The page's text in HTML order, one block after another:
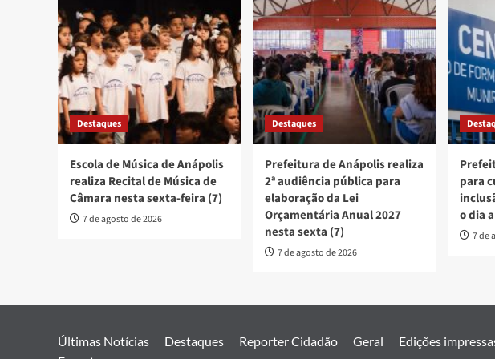
Destaques
Escola de Música de Anápolis
realiza Recital de Música de
Câmara nesta sexta-feira (7)
7 de agosto de 2026
Destaques
Prefeitura de Anápolis realiza
2ª audiência pública para
elaboração da Lei
Orçamentária Anual 2027
nesta sexta (7)
7 de agosto de 2026
para
o dia
7 de
Últimas Notícias Destaques Reporter Cidadão Geral Edições